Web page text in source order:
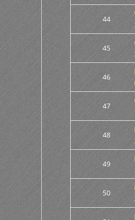
44
45
46
47
48
49
50